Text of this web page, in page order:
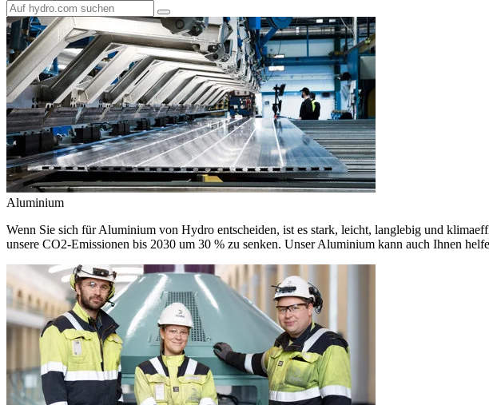
Aluminium
Wenn Sie sich für Aluminium von Hydro entscheiden, ist es stark, leicht, langlebig und
unsere CO2-Emissionen bis 2030 um 30 % zu senken. Unser Aluminium kann auch Ihnen